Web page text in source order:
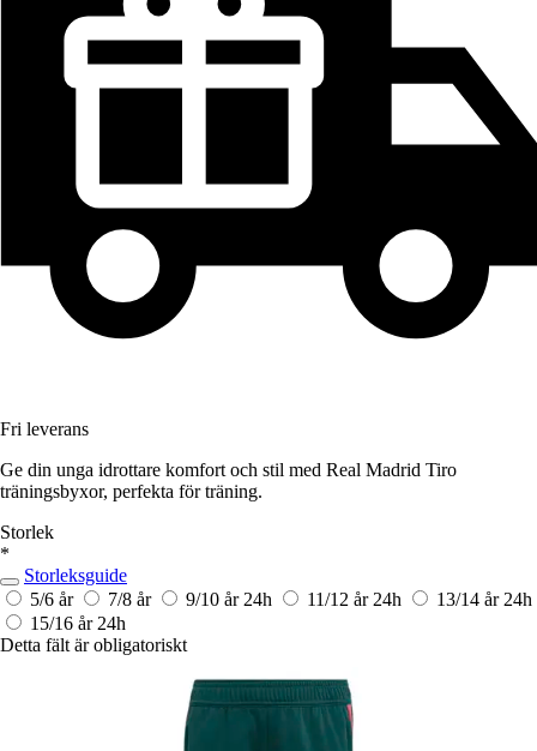
Fri leverans
Ge din unga idrottare komfort och stil med Real Madrid Tiro
träningsbyxor, perfekta för träning.
Storlek
*
Storleksguide
5/6 år
7/8 år 9/10 år 24h 11/12 år 24h 13/14 år 24h
15/16 år 24h
Detta fält är obligatoriskt